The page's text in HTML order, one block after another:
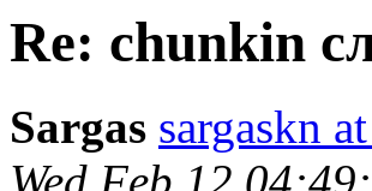
Re: chunkin
Sargas sargaskn